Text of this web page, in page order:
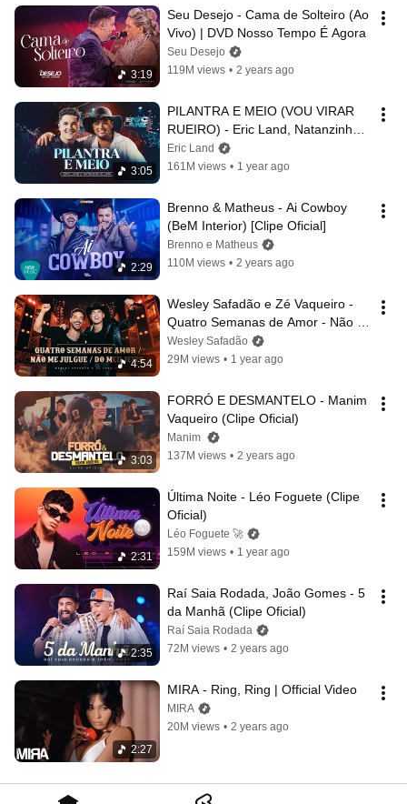
3:19
Seu Desejo - Cama de Solteiro (Ao
Vivo) | DVD Nosso Tempo É Agora
Seu Desejo
119M views • 2 years ago
3:05
PILANTRA E MEIO (VOU VIRAR
RUEIRO) - Eric Land, Natanzinho
Lima (DVD Ao Vivo em São Paulo)
Eric Land
161M views • 1 year ago
2:29
Brenno & Matheus - Ai Cowboy
(BeM Interior) [Clipe Oficial]
Brenno e Matheus
110M views • 2 years ago
4:54
Wesley Safadão e Zé Vaqueiro -
Quatro Semanas de Amor - Não
Me Julgue - Do Meu Jeito
Wesley Safadão
29M views • 1 year ago
3:03
FORRÓ E DESMANTELO - Manim
Vaqueiro (Clipe Oficial)
Manim
137M views • 2 years ago
2:31
Última Noite - Léo Foguete (Clipe
Oficial)
Léo Foguete 🚀
159M views • 1 year ago
2:35
Raí Saia Rodada, João Gomes - 5
da Manhã (Clipe Oficial)
Raí Saia Rodada
72M views • 2 years ago
2:27
MIRA - Ring, Ring | Official Video
MIRA
20M views • 2 years ago